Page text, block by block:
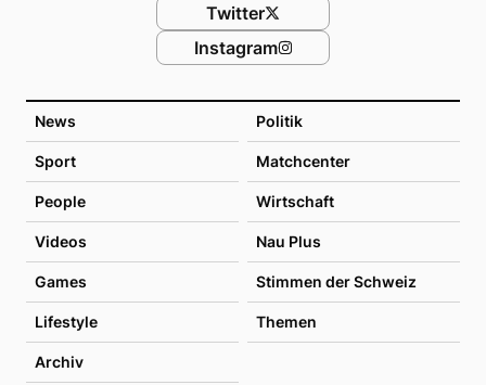
News Politik
Sport Matchcenter
People Wirtschaft
Videos Nau Plus
Games Stimmen der Schweiz
Lifestyle Themen
Archiv
Twitter
Instagram